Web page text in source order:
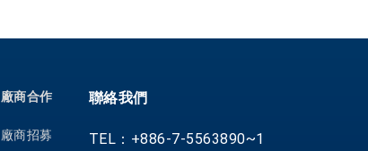
聯絡我們
TEL：+886-7-5563890~1
廠商合作
廠商招募